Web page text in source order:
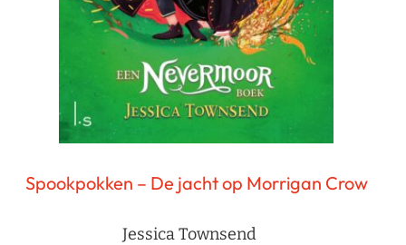
Spookpokken – De jacht op Morrigan Crow
Jessica Townsend